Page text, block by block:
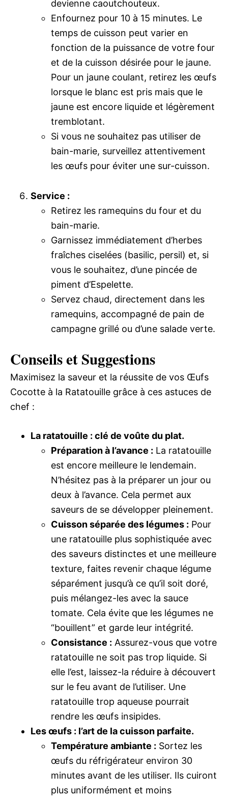
devienne caoutchouteux.
Enfournez pour 10 à 15 minutes. Le
temps de cuisson peut varier en
fonction de la puissance de votre four
et de la cuisson désirée pour le jaune.
Pour un jaune coulant, retirez les œufs
lorsque le blanc est pris mais que le
jaune est encore liquide et légèrement
tremblotant.
Si vous ne souhaitez pas utiliser de
bain-marie, surveillez attentivement
les œufs pour éviter une sur-cuisson.
Service :
Retirez les ramequins du four et du
bain-marie.
Garnissez immédiatement d’herbes
fraîches ciselées (basilic, persil) et, si
vous le souhaitez, d’une pincée de
piment d’Espelette.
Servez chaud, directement dans les
ramequins, accompagné de pain de
campagne grillé ou d’une salade verte.
Conseils et Suggestions
Maximisez la saveur et la réussite de vos Œufs
Cocotte à la Ratatouille grâce à ces astuces de
chef :
La ratatouille : clé de voûte du plat.
Préparation à l’avance : La ratatouille
est encore meilleure le lendemain.
N’hésitez pas à la préparer un jour ou
deux à l’avance. Cela permet aux
saveurs de se développer pleinement.
Cuisson séparée des légumes : Pour
une ratatouille plus sophistiquée avec
des saveurs distinctes et une meilleure
texture, faites revenir chaque légume
séparément jusqu’à ce qu’il soit doré,
puis mélangez-les avec la sauce
tomate. Cela évite que les légumes ne
“bouillent” et garde leur intégrité.
Consistance : Assurez-vous que votre
ratatouille ne soit pas trop liquide. Si
elle l’est, laissez-la réduire à découvert
sur le feu avant de l’utiliser. Une
ratatouille trop aqueuse pourrait
rendre les œufs insipides.
Les œufs : l’art de la cuisson parfaite.
Température ambiante : Sortez les
œufs du réfrigérateur environ 30
minutes avant de les utiliser. Ils cuiront
plus uniformément et moins